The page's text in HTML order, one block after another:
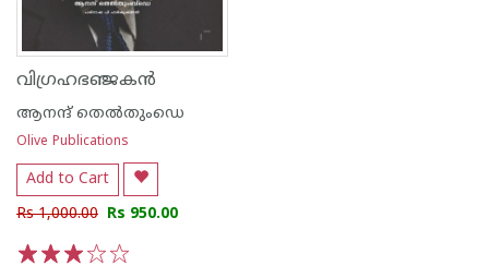
വിഗ്രഹഭഞ്ജകൻ
ആനന്ദ് തെല്‍തുംഡെ
Olive Publications
Add to Cart
Rs 1,000.00 Rs 950.00